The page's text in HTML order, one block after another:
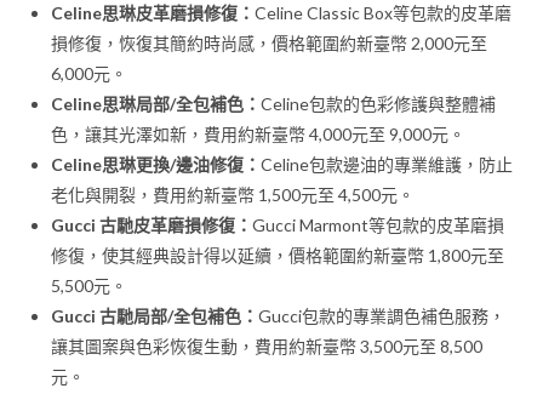
Celine思琳皮革磨損修復：Celine Classic Box等包款的皮革磨
損修復，恢復其簡約時尚感，價格範圍約新臺幣 2,000元至
6,000元。
Celine思琳局部/全包補色：Celine包款的色彩修護與整體補
色，讓其光澤如新，費用約新臺幣 4,000元至 9,000元。
Celine思琳更換/邊油修復：Celine包款邊油的專業維護，防止
老化與開裂，費用約新臺幣 1,500元至 4,500元。
Gucci 古馳皮革磨損修復：Gucci Marmont等包款的皮革磨損
修復，使其經典設計得以延續，價格範圍約新臺幣 1,800元至
5,500元。
Gucci 古馳局部/全包補色：Gucci包款的專業調色補色服務，
讓其圖案與色彩恢復生動，費用約新臺幣 3,500元至 8,500
元。